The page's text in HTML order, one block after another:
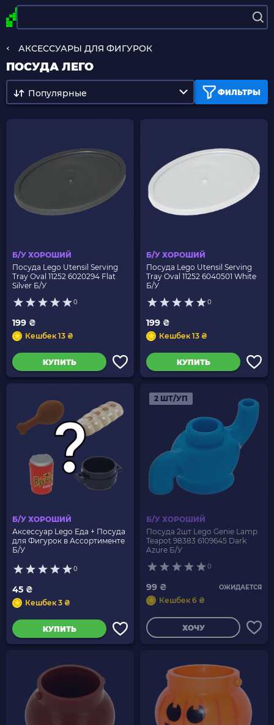
АКСЕССУАРЫ ДЛЯ ФИГУРОК
ПОСУДА ЛЕГО
ФИЛЬТРЫ
Популярные
Б/У ХОРОШИЙ
Посуда Lego Utensil Serving
Tray Oval 11252 6020294 Flat
Silver Б/У
0
199 ₴
Кешбек 13 ₴
КУПИТЬ
Б/У ХОРОШИЙ
Посуда Lego Utensil Serving
Tray Oval 11252 6040501 White
Б/У
0
199 ₴
Кешбек 13 ₴
КУПИТЬ
Б/У ХОРОШИЙ
Аксессуар Lego Еда + Посуда
для Фигурок в Ассортименте
Б/У
0
45 ₴
Кешбек 3 ₴
КУПИТЬ
2 ШТ/УП
Б/У ХОРОШИЙ
Посуда 2шт Lego Genie Lamp
Teapot 98383 6109645 Dark
Azure Б/У
0
99 ₴ ОЖИДАЕТСЯ
Кешбек 6 ₴
ХОЧУ